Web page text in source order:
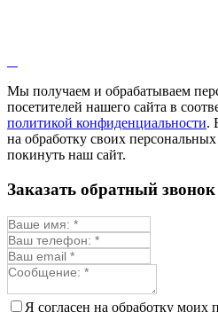
Мыльнянка
Мята
Овсяный корень
Огуречная трава
Пустырник
Репешок
Синюха
Смесь лекарственных
Стевия
Мы получаем и обрабатываем
посетителей нашего сайта в
политикой конфиденциальности.
на обработку своих
покинуть наш сайт.
Заказать обратный звонок
Я согласен на обработку моих